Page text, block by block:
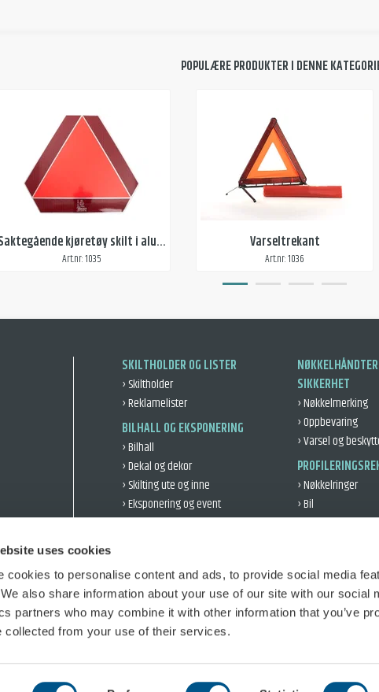
uses cookies
cookies to personalise content and ads, to provide social media
also share information about your use of our site with our social
partners who may combine it with other information that you’ve
collected from your use of their services.
POPULÆRE PRODUKTER I DENNE
Saktegående kjøretøy skilt i aluminium
Art.nr: 1035
Varseltrekant
Art.nr: 1036
SKILTHOLDER OG LISTER
› Skiltholder
› Reklamelister
BILHALL OG EKSPONERING
› Bilhall
› Dekal og dekor
› Skilting ute og inne
› Eksponering og event
› Dekklogistikk
› Bilbeskyttelse
SIKKERHET
› Nøkkelmerking
› Oppbevaring
› Varsel og
› Nøkkelringer
› Bil
› Kundegaver
› Øvelseskjøring
› Salg